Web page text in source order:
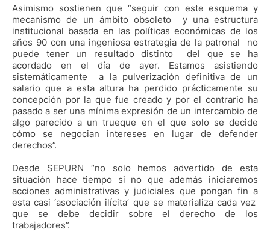
Asimismo sostienen que “seguir con este esquema y
mecanismo de un ámbito obsoleto y una estructura
institucional basada en las políticas económicas de los
años 90 con una ingeniosa estrategia de la patronal no
puede tener un resultado distinto del que se ha
acordado en el día de ayer. Estamos asistiendo
sistemáticamente a la pulverización definitiva de un
salario que a esta altura ha perdido prácticamente su
concepción por la que fue creado y por el contrario ha
pasado a ser una mínima expresión de un intercambio de
algo parecido a un trueque en el que solo se decide
cómo se negocian intereses en lugar de defender
derechos”.
Desde SEPURN “no solo hemos advertido de esta
situación hace tiempo si no que además iniciaremos
acciones administrativas y judiciales que pongan fin a
esta casi ‘asociación ilícita’ que se materializa cada vez
que se debe decidir sobre el derecho de los
trabajadores”.